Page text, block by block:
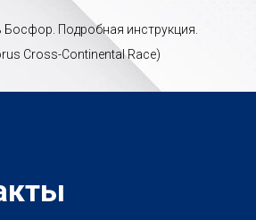
Босфор. Подробная инструкция.
Cross-Continental Race)